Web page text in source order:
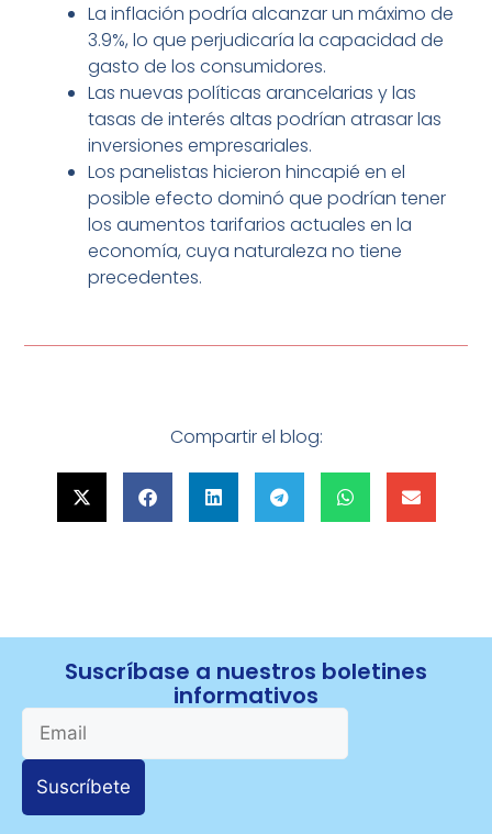
La inflación podría alcanzar un máximo de
3.9%, lo que perjudicaría la capacidad de
gasto de los consumidores.
Las nuevas políticas arancelarias y las
tasas de interés altas podrían atrasar las
inversiones empresariales.
Los panelistas hicieron hincapié en el
posible efecto dominó que podrían tener
los aumentos tarifarios actuales en la
economía, cuya naturaleza no tiene
precedentes.
Compartir el blog:
Suscríbase a nuestros boletines
informativos
Suscríbete